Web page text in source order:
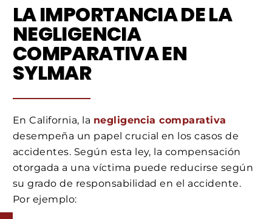
LA IMPORTANCIA DE LA
NEGLIGENCIA
COMPARATIVA EN
SYLMAR
En California, la negligencia comparativa
desempeña un papel crucial en los casos de
accidentes. Según esta ley, la compensación
otorgada a una víctima puede reducirse según
su grado de responsabilidad en el accidente.
Por ejemplo: